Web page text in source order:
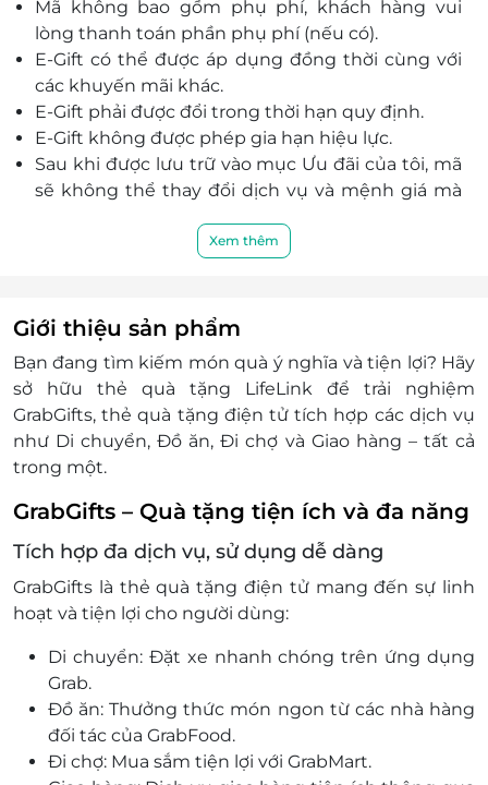
Mã không bao gồm phụ phí, khách hàng vui
lòng thanh toán phần phụ phí (nếu có).
E-Gift có thể được áp dụng đồng thời cùng với
các khuyến mãi khác.
E-Gift phải được đổi trong thời hạn quy định.
E-Gift không được phép gia hạn hiệu lực.
Sau khi được lưu trữ vào mục Ưu đãi của tôi, mã
sẽ không thể thay đổi dịch vụ và mệnh giá mà
Mã điện tử không được quy đổi thành tiền mặt
Mã điện tử chưa sử dụng và hết hạn sẽ được hủy
Grab có quyền thay đổi và sửa đổi các điều
khoản và điều kiện này bất cứ lúc nào mà không
cần thông báo trước.
Hướng dẫn sử dụng:
Bước 1: Mở app Grab của khách hàng, chọn
phần Quà tặng
Bước 2: Chọn Icon Quà tặng ở góc trên bên
phải màn hình
Bước 3: Nhập mã Grab vào ô Gift code và
chọn dịch vụ.
lòng liên hệ chúng tôi tại:
Website Grab:
https://help.grab.com/passenger/vi-vn/
Ứng dụng Grab: Chọn Tài khoản -> chọn Trợ
giúp trên Ứng dụng Grab
Xem thêm
Giới thiệu sản phẩm
Bạn đang tìm kiếm món quà ý nghĩa và tiện lợi? Hãy
sở hữu thẻ quà tặng LifeLink để trải nghiệm
GrabGifts, thẻ quà tặng điện tử tích hợp các dịch vụ
như Di chuyển, Đồ ăn, Đi chợ và Giao hàng – tất cả
trong một.
GrabGifts – Quà tặng tiện ích và đa năng
Tích hợp đa dịch vụ, sử dụng dễ dàng
GrabGifts là thẻ quà tặng điện tử mang đến sự linh
hoạt và tiện lợi cho người dùng:
Di chuyển: Đặt xe nhanh chóng trên ứng dụng
Grab.
Đồ ăn: Thưởng thức món ngon từ các nhà hàng
đối tác của GrabFood.
Đi chợ: Mua sắm tiện lợi với GrabMart.